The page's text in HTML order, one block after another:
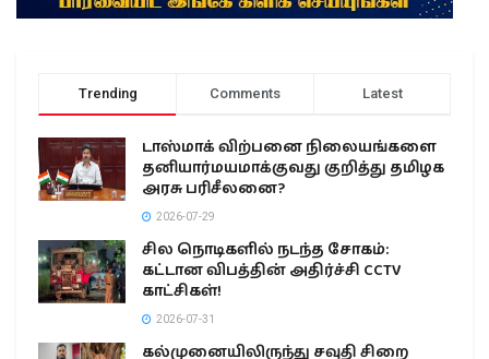
Trending Comments Latest
டாஸ்மாக் விற்பனை நிலையங்களை
தனியார்மயமாக்குவது குறித்து தமிழக
அரசு பரிசீலனை?
2026-07-29
சில நொடிகளில் நடந்த சோகம்:
கட்டான விபத்தின் அதிர்ச்சி CCTV
காட்சிகள்!
2026-07-31
கல்முனையிலிருந்து சவுதி சிறை